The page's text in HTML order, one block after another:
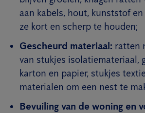
aan kabels, hout, kunststof
ze kort en scherp te houden;
Gescheurd materiaal: ratten
van stukjes isolatiemateriaal,
karton en papier, stukjes
materialen om een nest te
Bevuiling van de woning en